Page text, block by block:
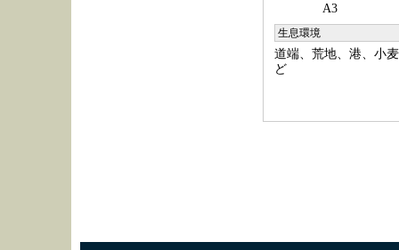
A3
生息環境
道端、荒地、港、小
ど